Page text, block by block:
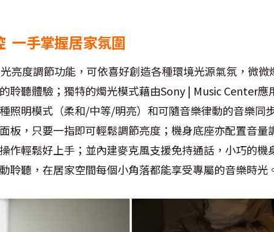
一手掌握居家氛圍
亮度調節功能，可依喜好創造各種環境光源氣氛，微微
聆聽體驗；獨特的燭光模式藉由Sony | Music Center應
照明模式（柔和/中等/明亮）和可隨音樂律動的音樂同
板，只要一指即可輕鬆調節亮度；機身底座亦配置音量
作輕鬆好上手；並內建麥克風支援免持通話，小巧的機
聆聽，在居家空間每個小角落都能享受專屬的音樂時光